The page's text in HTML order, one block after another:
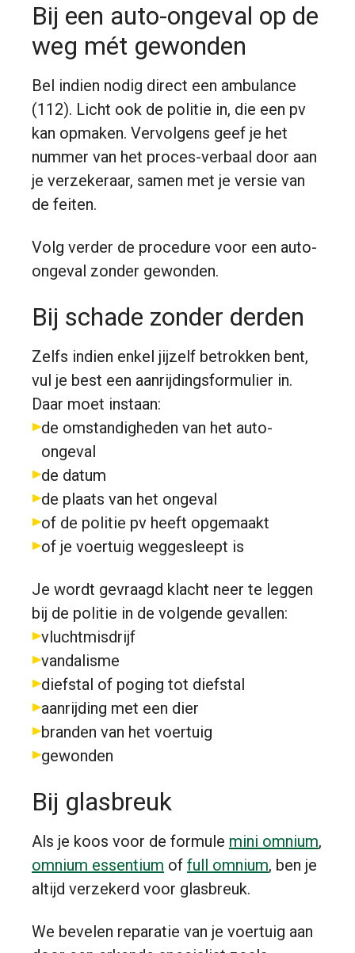
Bij een auto-ongeval op de
weg mét gewonden
Bel indien nodig direct een ambulance
(112). Licht ook de politie in, die een pv
kan opmaken. Vervolgens geef je het
nummer van het proces-verbaal door aan
je verzekeraar, samen met je versie van
de feiten.
Volg verder de procedure voor een auto-
ongeval zonder gewonden.
Bij schade zonder derden
Zelfs indien enkel jijzelf betrokken bent,
vul je best een aanrijdingsformulier in.
Daar moet instaan:
de omstandigheden van het auto-
ongeval
de datum
de plaats van het ongeval
of de politie pv heeft opgemaakt
of je voertuig weggesleept is
Je wordt gevraagd klacht neer te leggen
bij de politie in de volgende gevallen:
vluchtmisdrijf
vandalisme
diefstal of poging tot diefstal
aanrijding met een dier
branden van het voertuig
gewonden
Bij glasbreuk
Als je koos voor de formule mini omnium,
omnium essentium of full omnium, ben je
altijd verzekerd voor glasbreuk.
We bevelen reparatie van je voertuig aan